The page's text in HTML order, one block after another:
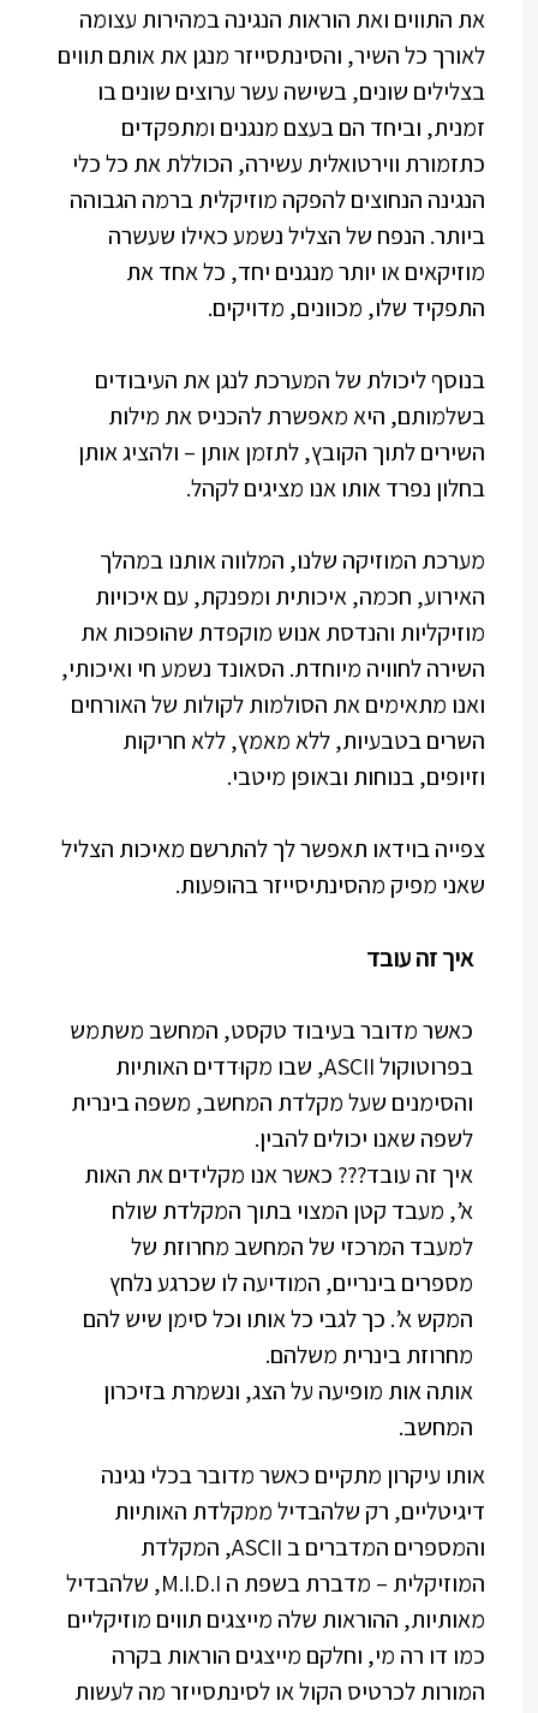
את התווים ואת הוראות הנגינה במהירות עצומה
לאורך כל השיר, והסינתסייזר מנגן את אותם תווים
בצלילים שונים, בשישה עשר ערוצים שונים בו
זמנית, וביחד הם בעצם מנגנים ומתפקדים
כתזמורת ווירטואלית עשירה, הכוללת את כל כלי
הנגינה הנחוצים להפקה מוזיקלית ברמה הגבוהה
ביותר. הנפח של הצליל נשמע כאילו שעשרה
מוזיקאים או יותר מנגנים יחד, כל אחד את
התפקיד שלו, מכוונים, מדויקים.
בנוסף ליכולת של המערכת לנגן את העיבודים
בשלמותם, היא מאפשרת להכניס את מילות
השירים לתוך הקובץ, לתזמן אותן – ולהציג אותן
בחלון נפרד אותו אנו מציגים לקהל.
מערכת המוזיקה שלנו, המלווה אותנו במהלך
האירוע, חכמה, איכותית ומפנקת, עם איכויות
מוזיקליות והנדסת אנוש מוקפדת שהופכות את
השירה לחוויה מיוחדת. הסאונד נשמע חי ואיכותי,
ואנו מתאימים את הסולמות לקולות של האורחים
השרים בטבעיות, ללא מאמץ, ללא חריקות
וזיופים, בנוחות ובאופן מיטבי.
צפייה בוידאו תאפשר לך להתרשם מאיכות הצליל
שאני מפיק מהסינתיסייזר בהופעות.
איך זה עובד
כאשר מדובר בעיבוד טקסט, המחשב משתמש
בפרוטוקול ASCII, שבו מקוּדדים האותיות
והסימנים שעל מקלדת המחשב, משפה בינרית
לשפה שאנו יכולים להבין.
איך זה עובד??? כאשר אנו מקלידים את האות
א’, מעבד קטן המצוי בתוך המקלדת שולח
למעבד המרכזי של המחשב מחרוזת של
מספרים בינריים, המודיעה לו שכרגע נלחץ
המקש א’. כך לגבי כל אותו וכל סימן שיש להם
מחרוזת בינרית משלהם.
אותה אות מופיעה על הצג, ונשמרת בזיכרון
המחשב.
אותו עיקרון מתקיים כאשר מדובר בכלי נגינה
דיגיטליים, רק שלהבדיל ממקלדת האותיות
והמספרים המדברים ב ASCII, המקלדת
המוזיקלית – מדברת בשפת ה M.I.D.I, שלהבדיל
מאותיות, ההוראות שלה מייצגים תווים מוזיקליים
כמו דו רה מי, וחלקם מייצגים הוראות בקרה
המורות לכרטיס הקול או לסינתסייזר מה לעשות